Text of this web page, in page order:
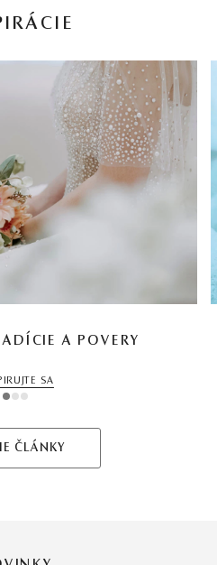
A POVERY
SA
1 2 3
ČLÁNKY